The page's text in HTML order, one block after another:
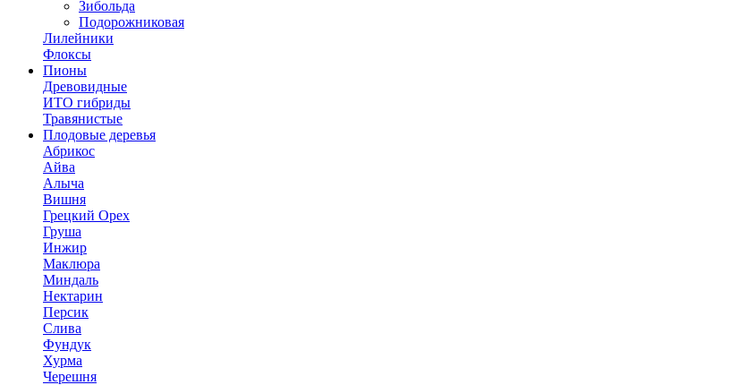
Зибольда
Подорожниковая
Лилейники
Флоксы
Пионы
Древовидные
ИТО гибриды
Травянистые
Плодовые деревья
Абрикос
Айва
Алыча
Вишня
Грецкий Орех
Груша
Инжир
Маклюра
Миндаль
Нектарин
Персик
Слива
Фундук
Хурма
Черешня